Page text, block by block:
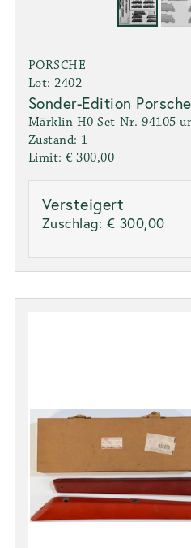
PORSCHE
Lot: 2402
Sonder-Edition
Märklin H0 Set-Nr. 94105
Zustand: 1
Limit: € 300,00
Versteigert
Zuschlag: € 300,00